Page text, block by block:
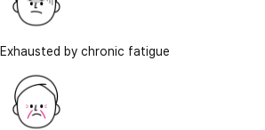
Exhausted by chronic fatigue